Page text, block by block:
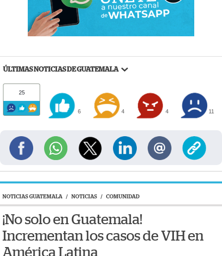
ÚLTIMAS NOTICIAS DE GUATEMALA
25
6 4 4 11
NOTICIAS GUATEMALA / NOTICIAS / COMUNIDAD
¡No solo en Guatemala!
Incrementan los casos de VIH en
América Latina